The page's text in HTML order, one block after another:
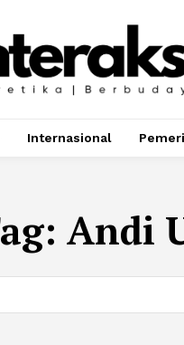
Internasional
Andi